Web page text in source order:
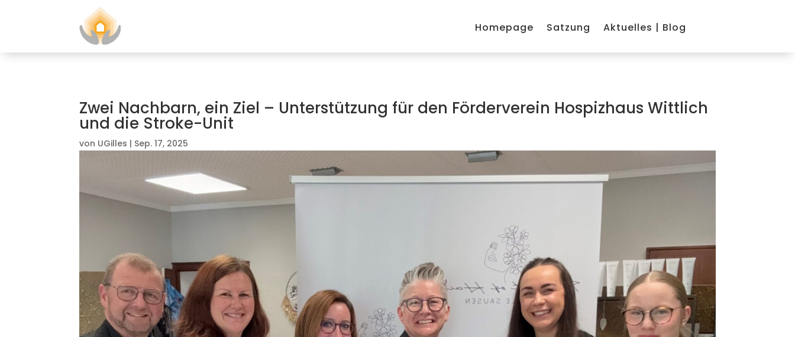
Homepage Satzung Aktuelles | Blog
Zwei Nachbarn, ein Ziel – Unterstützung für den Förderverein Hospizhaus Wittlich
und die Stroke-Unit
von UGilles | Sep. 17, 2025